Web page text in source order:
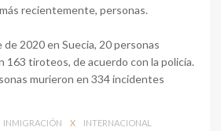
recientemente, personas.
2020 en Suecia, 20 personas
163 tiroteos, de acuerdo con la policía.
murieron en 334 incidentes
INMIGRACIÓN X INTERNACIONAL